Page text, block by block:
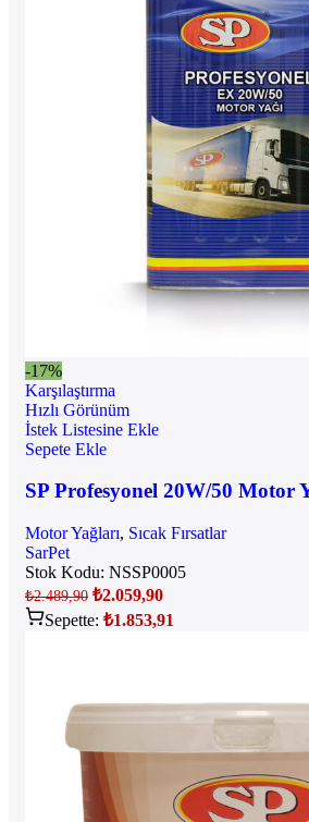
-17%
Karşılaştırma
Hızlı Görünüm
İstek Listesine Ekle
Sepete Ekle
SP Profesyonel 20W/50 Motor
Motor Yağları, Sıcak Fırsatlar
SarPet
Stok Kodu: NSSP0005
₺2.489,90 ₺2.059,90
Sepette: ₺1.853,91